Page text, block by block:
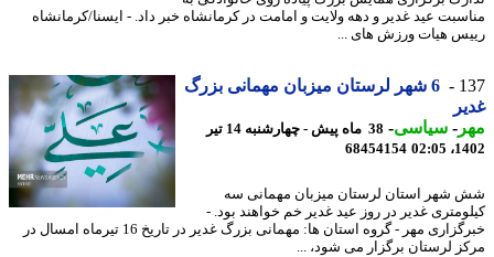
عید غدیر و دهه ولایت و امامت در کرمانشاه خبر داد. - ایسنا/کرمانشاه
هیات ورزش های ...
6 شهر لرستان میزبان مهمانی بزرگ
-سیاسی-
38 ماه پیش - چهارشنبه 14 تیر
68454154
استان لرستان میزبان مهمانی سه
غدیر در روز عید غدیر خم خواهند بود. -
خبرگزاری مهر - گروه استان ها: مهمانی بزرگ غدیر در تاریخ 16 تیرماه امسال در
لرستان برگزار می شود، ...